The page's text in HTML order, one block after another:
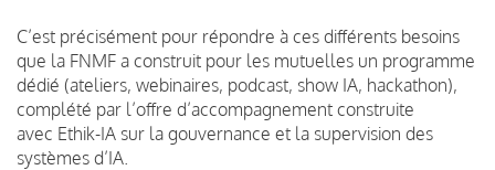
C’est précisément pour répondre à ces différents besoins
que la FNMF a construit pour les mutuelles un programme
dédié (ateliers, webinaires, podcast, show IA, hackathon),
complété par l’offre d’accompagnement construite
avec Ethik-IA sur la gouvernance et la supervision des
systèmes d’IA.